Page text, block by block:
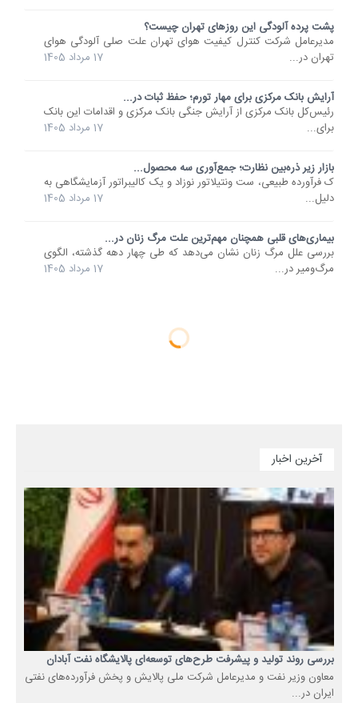
پشت پرده آلودگی این روزهای تهران چیست؟
مدیرعامل شرکت کنترل کیفیت هوای تهران علت صلی آلودگی هوای
تهران در...
17 مرداد 1405
آرایش بانک مرکزی برای مهار تورم؛ حفظ ثبات در...
رئیس‌کل بانک مرکزی از آرایش جنگی بانک مرکزی و اقدامات این بانک
برای...
17 مرداد 1405
بازار زیر ذره‌بین نظارت؛ جمع‌آوری سه محصول...
ک فرآورده طبیعی، ست ونتیلاتور نوزاد و یک کالیبراتور آزمایشگاهی به
دلیل...
17 مرداد 1405
بیماری‌های قلبی همچنان مهم‌ترین علت مرگ زنان در...
بررسی علل مرگ زنان نشان می‌دهد که طی چهار دهه گذشته، الگوی
مرگ‌ومیر در...
17 مرداد 1405
آخرین اخبار
بررسی روند تولید و پیشرفت طرح‌های توسعه‌ای پالایشگاه نفت آبادان
معاون وزیر نفت و مدیرعامل شرکت ملی پالایش و پخش فرآورده‌های نفتی
ایران در...